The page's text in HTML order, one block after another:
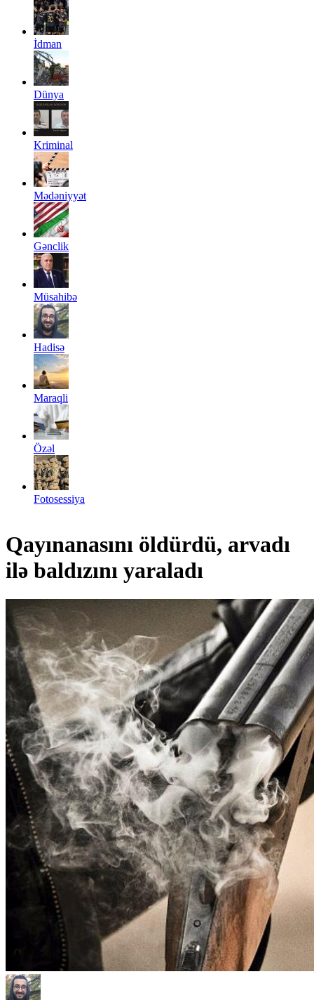
İdman
Dünya
Kriminal
Mədəniyyət
Gənclik
Müsahibə
Hadisə
Maraqli
Özəl
Fotosessiya
Qayınanasını öldürdü, arvadı
ilə baldızını yaraladı